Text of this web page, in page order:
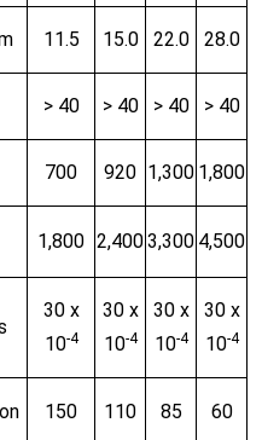
11.5 15.0 22.0 28.0
> 40 > 40 > 40 > 40
700 920 1,300 1,800
1,800 2,4003,300 4,500
30 x
10-4
30 x
10-4
30 x
10-4
30 x
10-4
150 110 85 60